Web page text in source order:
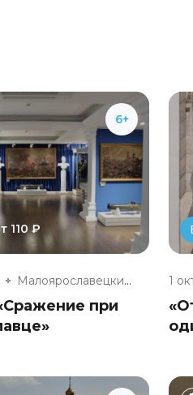
6+
110 ₽
Малоярославецкий военно-истори...
при
1